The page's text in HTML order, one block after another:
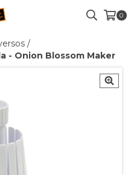
0
/
- Onion Blossom Maker